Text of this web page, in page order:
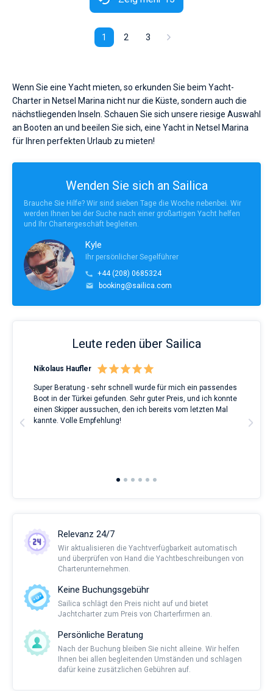
1 2 3
Wenn Sie eine Yacht mieten, so erkunden Sie beim Yacht-
Charter in Netsel Marina nicht nur die Küste, sondern auch die
nächstliegenden Inseln. Schauen Sie sich unsere riesige Auswahl
an Booten an und beeilen Sie sich, eine Yacht in Netsel Marina
für Ihren perfekten Urlaub zu mieten!
Wenden Sie sich an Sailica
Brauche Sie Hilfe? Wir sind sieben Tage die Woche nebenbei. Wir
werden Ihnen bei der Suche nach einer großartigen Yacht helfen
und Ihr Chartergeschäft begleiten.
Kyle
Ihr persönlicher Segelführer
+44 (208) 0685324
booking@sailica.com
Leute reden über Sailica
Nikolaus Haufler
Super Beratung - sehr schnell wurde für mich ein passendes
Boot in der Türkei gefunden. Sehr guter Preis, und ich konnte
einen Skipper aussuchen, den ich bereits vom letzten Mal
kannte. Volle Empfehlung!
Relevanz 24/7
Wir aktualisieren die Yachtverfügbarkeit automatisch
und überprüfen von Hand die Yachtbeschreibungen von
Charterunternehmen.
Keine Buchungsgebühr
Sailica schlägt den Preis nicht auf und bietet
Jachtcharter zum Preis von Charterfirmen an.
Persönliche Beratung
Nach der Buchung bleiben Sie nicht alleine. Wir helfen
Ihnen bei allen begleitenden Umständen und schlagen
dafür keine zusätzlichen Gebühren auf.